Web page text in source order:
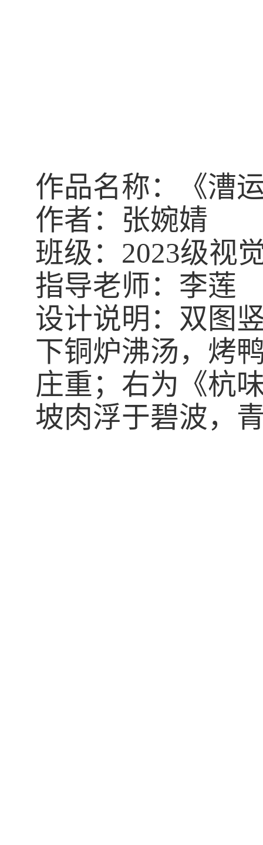
作品名称：《漕
作者：张婉婧
班级： 2023级视
指导老师：李莲
设计说明：双图
下铜炉沸汤，烤
庄重；右为《杭
坡肉浮于碧波，